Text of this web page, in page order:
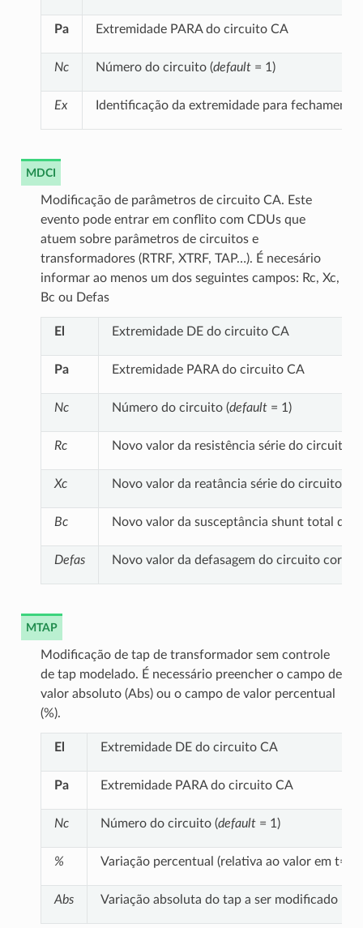
Pa Extremidade PARA do circuito CA
Nc Número do circuito (default= 1)
Ex Identificação da extremidade para fechamento
MDCI
Modificação de parâmetros de circuito CA. Este
evento pode entrar em conflito com CDUs que
atuem sobre parâmetros de circuitos e
transformadores (RTRF, XTRF, TAP…). É necesário
informar ao menos um dos seguintes campos: Rc, Xc,
Bc ou Defas
El Extremidade DE do circuito CA
Pa Extremidade PARA do circuito CA
Nc Número do circuito (default= 1)
Rc Novo valor da resistência série do circuito,
Xc Novo valor da reatância série do circuito,
Bc Novo valor da susceptância shunt total do
Defas Novo valor da defasagem do circuito
MTAP
Modificação de tap de transformador sem controle
de tap modelado. É necessário preencher o campo de
valor absoluto (Abs) ou o campo de valor percentual
(%).
El Extremidade DE do circuito CA
Pa Extremidade PARA do circuito CA
Nc Número do circuito (default= 1)
% Variação percentual (relativa ao valor em
Abs Variação absoluta do tap a ser modificado